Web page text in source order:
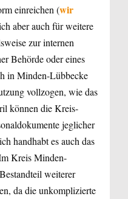
einreichen (wir
aber auch für weitere
zur internen
Behörde oder eines
in Minden-Lübbecke
vollzogen, wie das
können die Kreis-
jeglicher
handhabt es auch das
Kreis Minden-
weiterer
da die unkomplizierte